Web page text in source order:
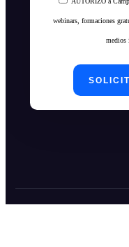
webinars, formaciones
medios